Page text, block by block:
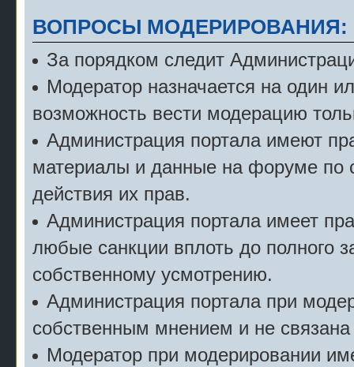
ВОПРОСЫ МОДЕРИРОВАНИЯ:
За порядком следит
Модератор назначается на один
возможность вести модерацию
Администрация портала имеют
материалы и данные на форуме по
действия их прав.
Администрация портала имеет
любые санкции вплоть до полного
собственному усмотрению.
Администрация портала при
собственным мнением и не
Модератор при модерировании